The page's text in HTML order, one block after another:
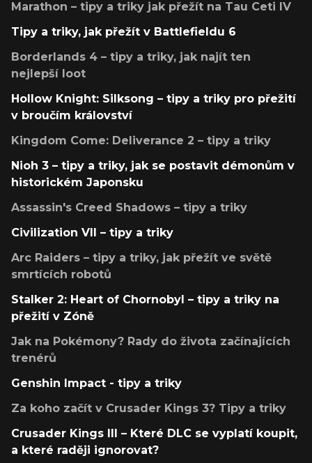
Marathon – tipy a triky jak přežít na Tau Ceti IV
Tipy a triky, jak přežít v Battlefieldu 6
Borderlands 4 – tipy a triky, jak najít ten
nejlepší loot
Hollow Knight: Silksong – tipy a triky pro přežití
v broučím království
Kingdom Come: Deliverance 2 – tipy a triky
Nioh 3 – tipy a triky, jak se postavit démonům v
historickém Japonsku
Assassin's Creed Shadows – tipy a triky
Civilization VII – tipy a triky
Arc Raiders – tipy a triky, jak přežít ve světě
smrtících robotů
Stalker 2: Heart of Chornobyl – tipy a triky na
přežití v Zóně
Jak na Pokémony? Rady do života začínajících
trenérů
Genshin Impact - tipy a triky
Za koho začít v Crusader Kings 3? Tipy a triky
Crusader Kings III – Které DLC se vyplatí koupit,
a které raději ignorovat?